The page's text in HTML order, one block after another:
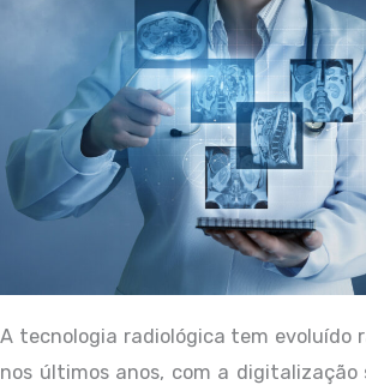
A tecnologia radiológica tem evoluído
nos últimos anos, com a digitalização